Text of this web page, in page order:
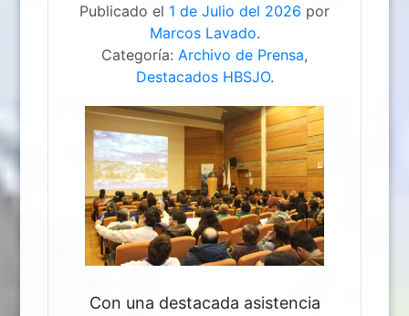
Publicado el 1 de Julio del 2026 por
Marcos Lavado.
Categoría: Archivo de Prensa,
Destacados HBSJO.
Con una destacada asistencia